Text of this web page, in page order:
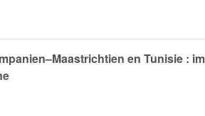
en Tunisie :